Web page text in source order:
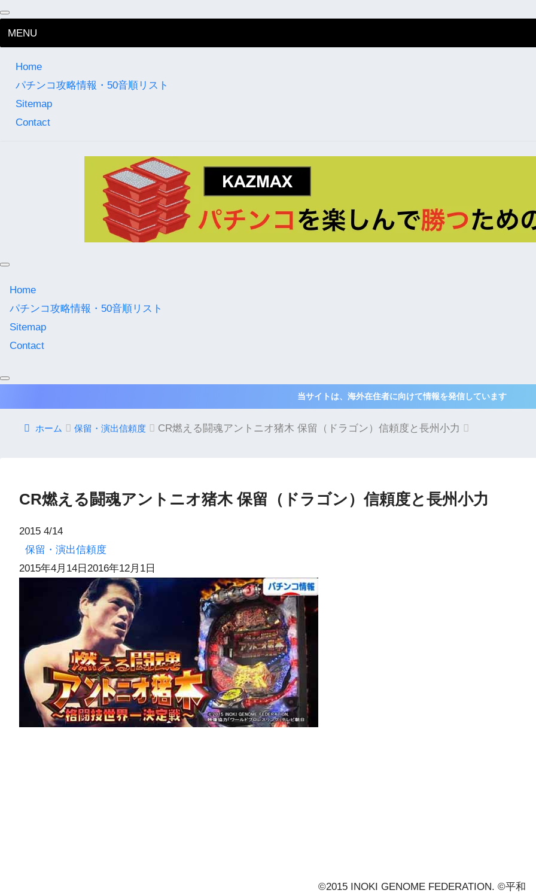
MENU
Home
パチンコ攻略情報・50音順リスト
Sitemap
Contact
Home
パチンコ攻略情報・50音順リスト
Sitemap
Contact
当サイトは、海外在住者に向けて情報を発信しています
ホーム 保留・演出信頼度 CR燃える闘魂アントニオ猪木 保留（ドラゴン）信頼度と長州小力
CR燃える闘魂アントニオ猪木 保留（ドラゴン）信頼度と長州小力
2015 4/14
保留・演出信頼度
2015年4月14日 2016年12月1日
©2015 INOKI GENOME FEDERATION. ©平和